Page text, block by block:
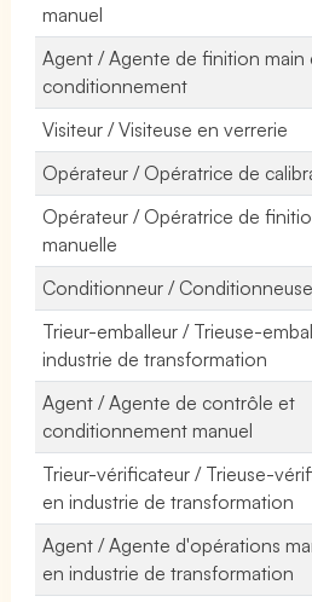
manuel
Agent / Agente de finition main
conditionnement
Visiteur / Visiteuse en verrerie
Opérateur / Opératrice de
Opérateur / Opératrice de
manuelle
Conditionneur /
Trieur-emballeur / Trieuse-
industrie de transformation
Agent / Agente de contrôle et
conditionnement manuel
Trieur-vérificateur / Trieuse-
en industrie de transformation
Agent / Agente d'opérations
en industrie de transformation